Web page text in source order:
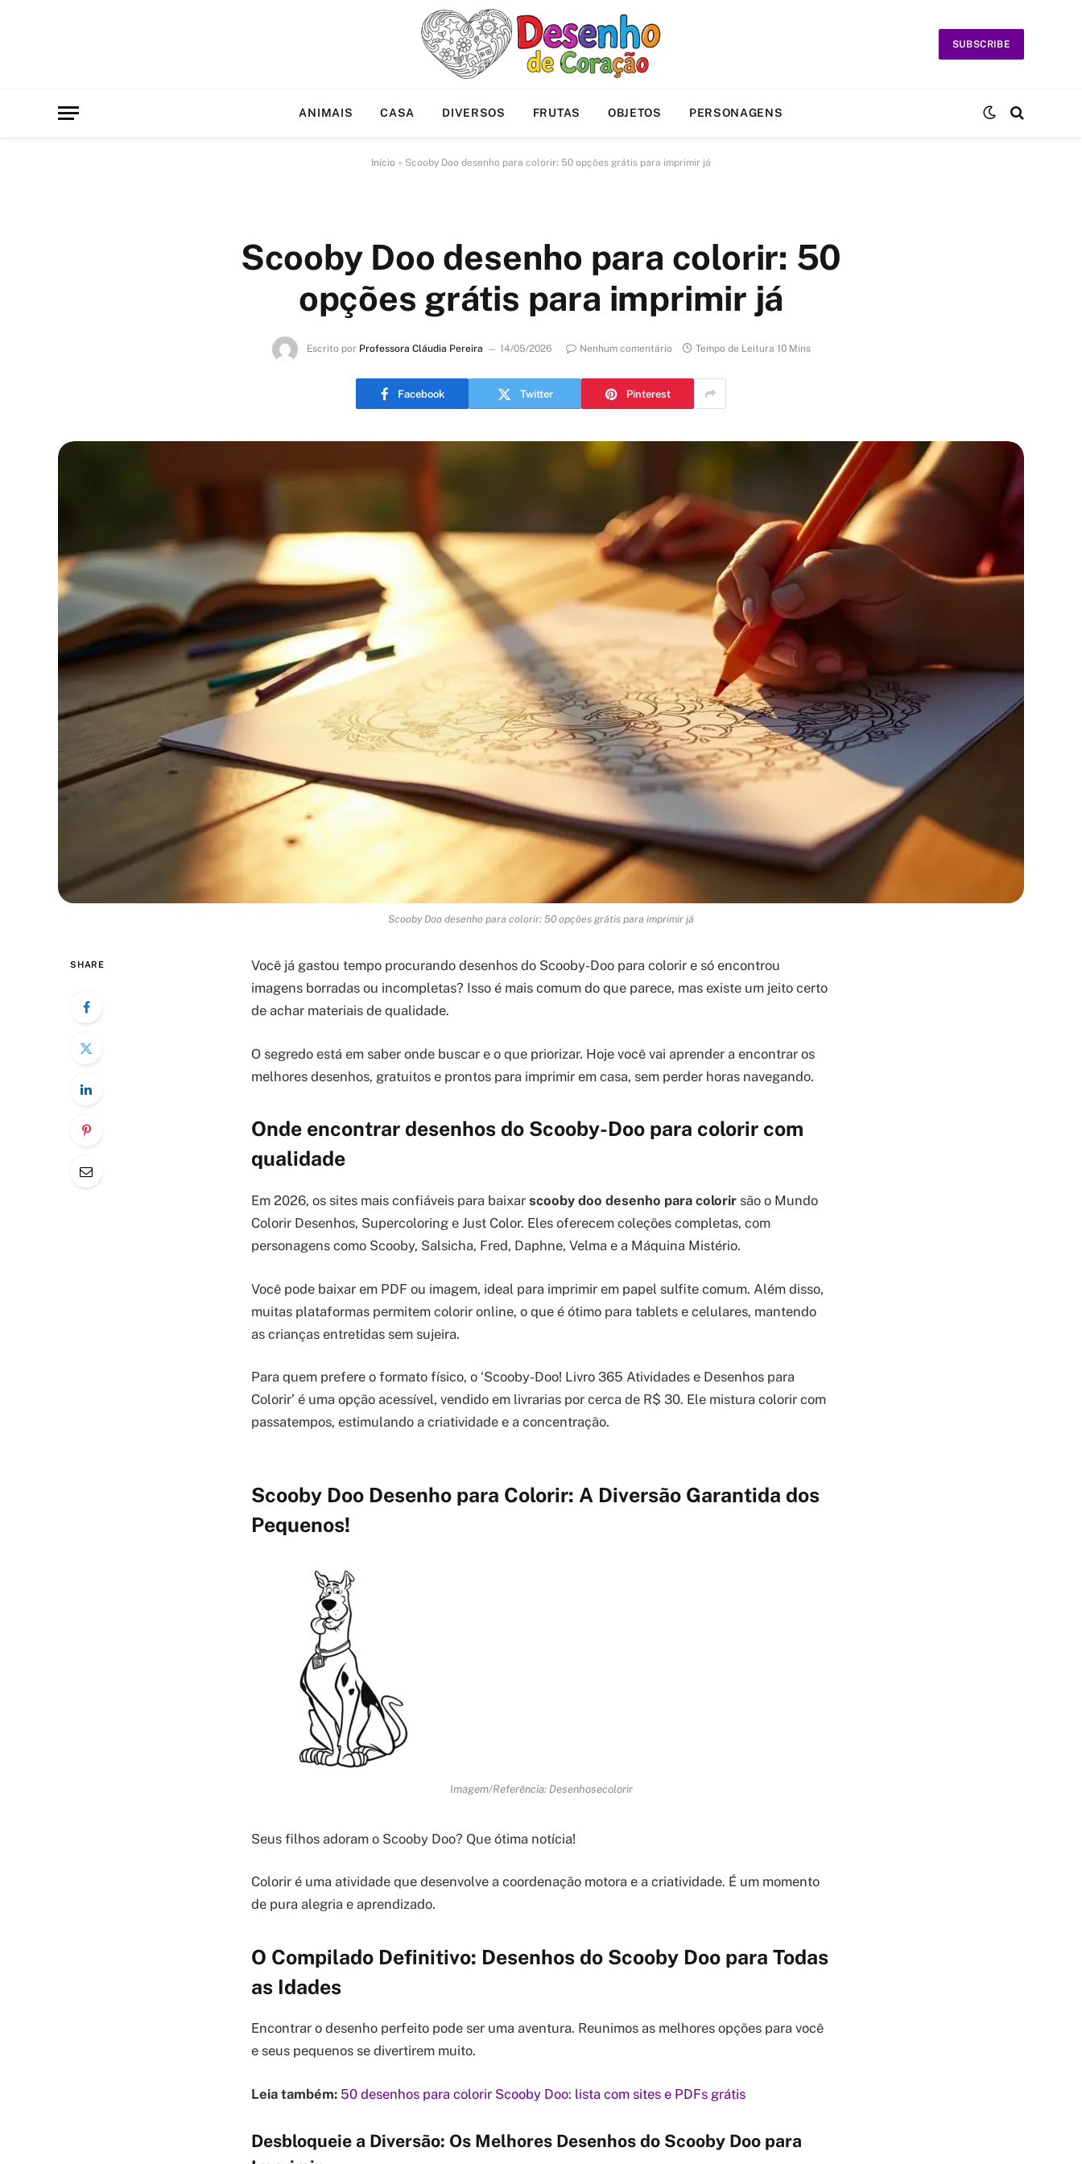
SUBSCRIBE
ANIMAIS CASA DIVERSOS FRUTAS OBJETOS PERSONAGENS
Início » Scooby Doo desenho para colorir: 50 opções grátis para imprimir já
Scooby Doo desenho para colorir: 50
opções grátis para imprimir já
Escrito por Professora Cláudia Pereira 14/05/2026 Nenhum comentário Tempo de Leitura 10 Mins
Facebook Twitter Pinterest
Scooby Doo desenho para colorir: 50 opções grátis para imprimir já
SHARE
Você já gastou tempo procurando desenhos do Scooby-Doo para colorir e só encontrou
imagens borradas ou incompletas? Isso é mais comum do que parece, mas existe um jeito certo
de achar materiais de qualidade.
O segredo está em saber onde buscar e o que priorizar. Hoje você vai aprender a encontrar os
melhores desenhos, gratuitos e prontos para imprimir em casa, sem perder horas navegando.
Onde encontrar desenhos do Scooby-Doo para colorir com
qualidade
Em 2026, os sites mais confiáveis para baixar scooby doo desenho para colorir são o Mundo
Colorir Desenhos, Supercoloring e Just Color. Eles oferecem coleções completas, com
personagens como Scooby, Salsicha, Fred, Daphne, Velma e a Máquina Mistério.
Você pode baixar em PDF ou imagem, ideal para imprimir em papel sulfite comum. Além disso,
muitas plataformas permitem colorir online, o que é ótimo para tablets e celulares, mantendo
as crianças entretidas sem sujeira.
Para quem prefere o formato físico, o ‘Scooby-Doo! Livro 365 Atividades e Desenhos para
Colorir’ é uma opção acessível, vendido em livrarias por cerca de R$ 30. Ele mistura colorir com
passatempos, estimulando a criatividade e a concentração.
Scooby Doo Desenho para Colorir: A Diversão Garantida dos
Pequenos!
Imagem/Referência: Desenhosecolorir
Seus filhos adoram o Scooby Doo? Que ótima notícia!
Colorir é uma atividade que desenvolve a coordenação motora e a criatividade. É um momento
de pura alegria e aprendizado.
O Compilado Definitivo: Desenhos do Scooby Doo para Todas
as Idades
Encontrar o desenho perfeito pode ser uma aventura. Reunimos as melhores opções para você
e seus pequenos se divertirem muito.
Leia também: 50 desenhos para colorir Scooby Doo: lista com sites e PDFs grátis
Desbloqueie a Diversão: Os Melhores Desenhos do Scooby Doo para